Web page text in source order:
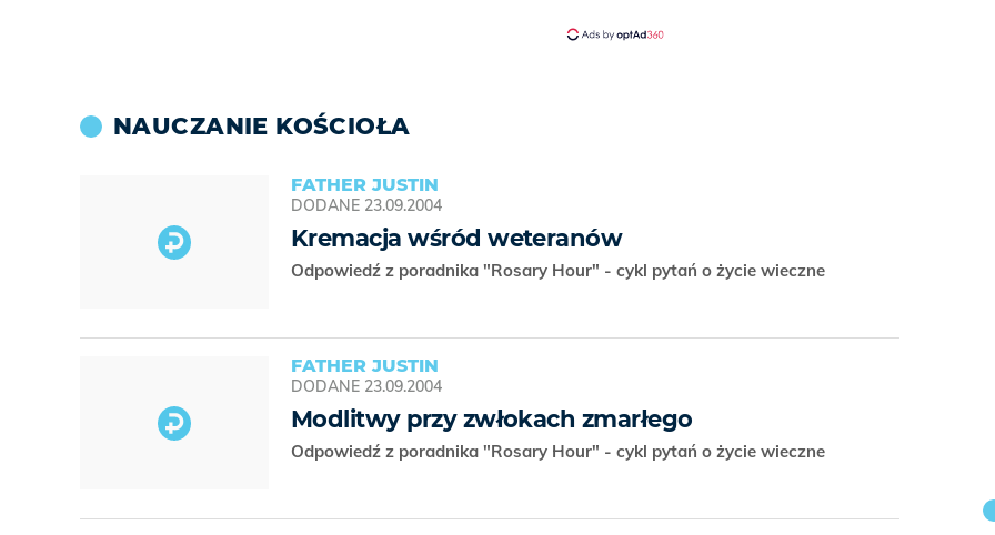
NAUCZANIE KOŚCIOŁA
FATHER JUSTIN
DODANE 23.09.2004
Kremacja wśród weteranów
Odpowiedź z poradnika "Rosary Hour" - cykl pytań o życie wieczne
FATHER JUSTIN
DODANE 23.09.2004
Modlitwy przy zwłokach zmarłego
Odpowiedź z poradnika "Rosary Hour" - cykl pytań o życie wieczne